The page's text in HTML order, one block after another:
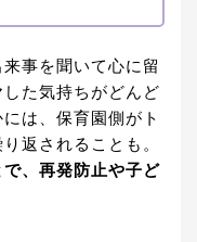
事を聞いて心に留
た気持ちがどんど
は、保育園側がト
返されることも。
、再発防止や子ど